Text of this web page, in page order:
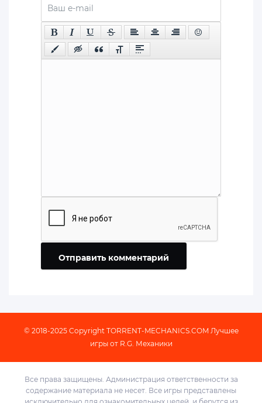
Отправить комментарий
© 2018-2025 Copyright TORRENT-MECHANICS.COM Лучшее
игры от R.G. Механики
Все права защищены. Администрация ответственности за
содержание материала не несет. Все игры представлены